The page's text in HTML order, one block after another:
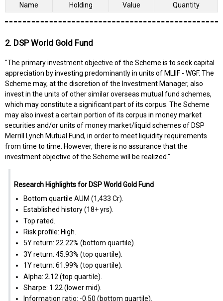
Name Holding Value Quantity
2. DSP World Gold Fund
"The primary investment objective of the Scheme is to seek capital
appreciation by investing predominantly in units of MLIIF - WGF. The
Scheme may, at the discretion of the Investment Manager, also
invest in the units of other similar overseas mutual fund schemes,
which may constitute a significant part of its corpus. The Scheme
may also invest a certain portion of its corpus in money market
securities and/or units of money market/liquid schemes of DSP
Merrill Lynch Mutual Fund, in order to meet liquidity requirements
from time to time. However, there is no assurance that the
investment objective of the Scheme will be realized."
Research Highlights for DSP World Gold Fund
Bottom quartile AUM (₹1,433 Cr).
Established history (18+ yrs).
Top rated.
Risk profile: High.
5Y return: 22.22% (bottom quartile).
3Y return: 45.93% (top quartile).
1Y return: 61.99% (top quartile).
Alpha: 2.12 (top quartile).
Sharpe: 1.22 (lower mid).
Information ratio: -0.50 (bottom quartile).